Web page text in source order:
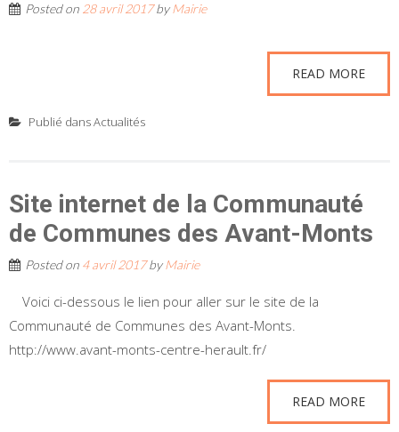
Posted on 28 avril 2017byMairie
READ MORE
Publié dansActualités
Site internet de la Communauté
de Communes des Avant-Monts
Posted on 4 avril 2017byMairie
Voici ci-dessous le lien pour aller sur le site de la
Communauté de Communes des Avant-Monts.
http://www.avant-monts-centre-herault.fr/
READ MORE